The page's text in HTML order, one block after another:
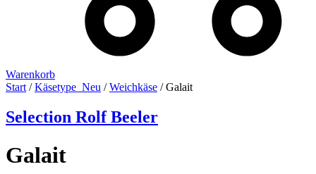
Warenkorb
Start /Käsetype_Neu /Weichkäse / Galait
Selection Rolf Beeler
Galait